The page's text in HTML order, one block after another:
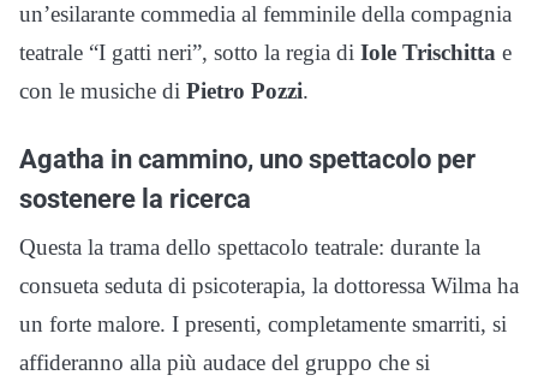
un’esilarante commedia al femminile della compagnia
teatrale “I gatti neri”, sotto la regia di Iole Trischitta e
con le musiche di Pietro Pozzi.
Agatha in cammino, uno spettacolo per
sostenere la ricerca
Questa la trama dello spettacolo teatrale: durante la
consueta seduta di psicoterapia, la dottoressa Wilma ha
un forte malore. I presenti, completamente smarriti, si
affideranno alla più audace del gruppo che si